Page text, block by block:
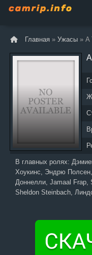
Главная » Ужасы » A
В главных ролях:
Хоукинс, Эндрю
Доннелли, Jamaal Frap,
Sheldon Steinbach,